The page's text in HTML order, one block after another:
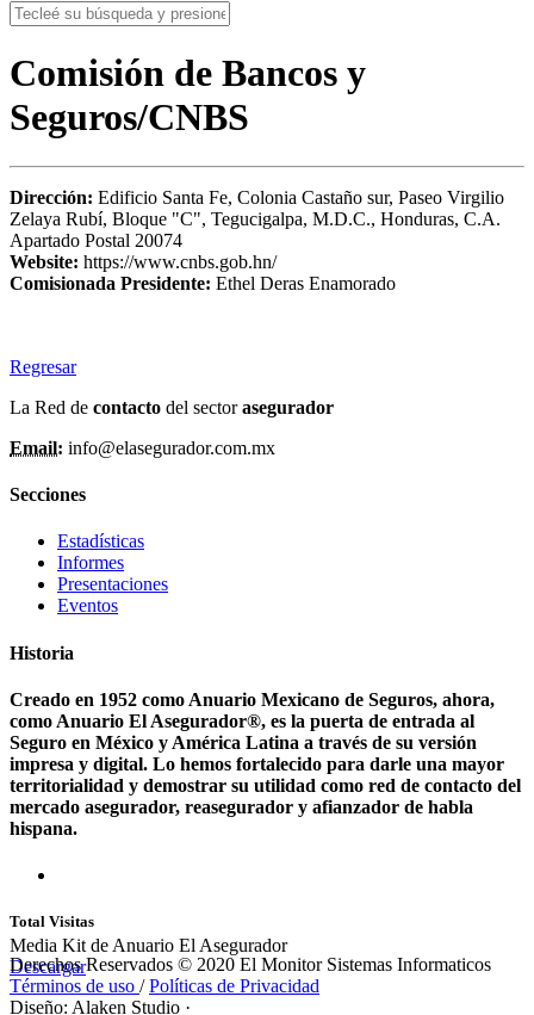
Comisión de Bancos y
Seguros/CNBS
Dirección: Edificio Santa Fe, Colonia Castaño sur, Paseo Virgilio
Zelaya Rubí, Bloque "C", Tegucigalpa, M.D.C., Honduras, C.A.
Apartado Postal 20074
Website: https://www.cnbs.gob.hn/
Comisionada Presidente: Ethel Deras Enamorado
Regresar
La Red de contacto del sectorasegurador
Email: info@elasegurador.com.mx
Secciones
Estadísticas
Informes
Presentaciones
Eventos
Historia
Creado en 1952 como Anuario Mexicano de Seguros, ahora,
como Anuario El Asegurador®, es la puerta de entrada al
Seguro en México y América Latina a través de su versión
impresa y digital. Lo hemos fortalecido para darle una mayor
territorialidad y demostrar su utilidad como red de contacto del
mercado asegurador, reasegurador y afianzador de habla
hispana.
Total Visitas
Media Kit de Anuario El Asegurador
Descargar
Derechos Reservados © 2020 El Monitor Sistemas Informaticos
Términos de uso /Políticas de Privacidad
Diseño: Alaken Studio ·